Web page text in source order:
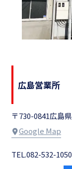
広島営業所
〒730-0841広島
Google Map
TEL.082-532-1050